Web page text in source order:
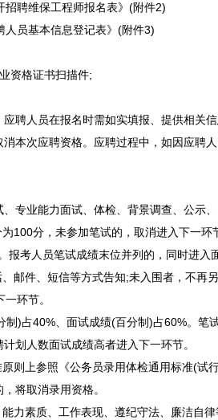
招聘维保工程师报名表》(附件2)
员基本信息登记表》(附件3)
资格证书扫描件;
人员在报名时需如实填报、提供相关
本次应聘资格。应聘过程中，如因应聘
专业能力面试、体检、背景调查、公示、
100分，未参加笔试的，取消进入下一
报考人员笔试成绩末位并列的，同时进入
件、短信等方式告知;未入围者，不再
环节。
占40%、面试成绩(百分制)占60%。笔
计划人数面试成绩高者进入下一环节。
则上参照《公务员录用体检通用标准(试
将取消录用资格。
力素质、工作表现、遵纪守法、廉洁自律